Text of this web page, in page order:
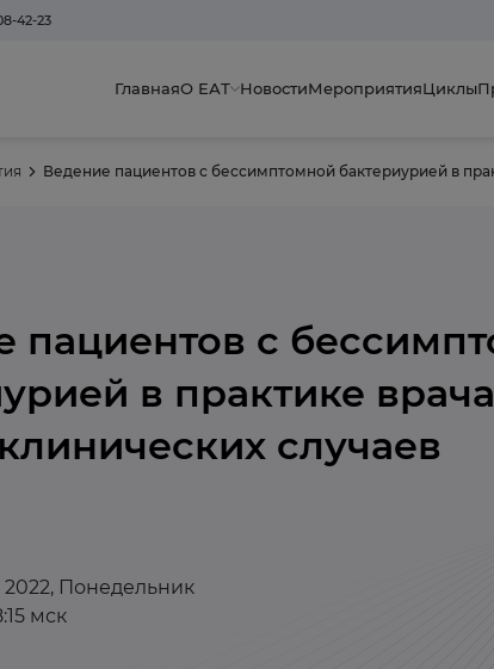
42-23
ГлавнаяО ЕАТ НовостиМероприятияЦиклы
пациентов с
в практике
случаев
Понедельник
мск